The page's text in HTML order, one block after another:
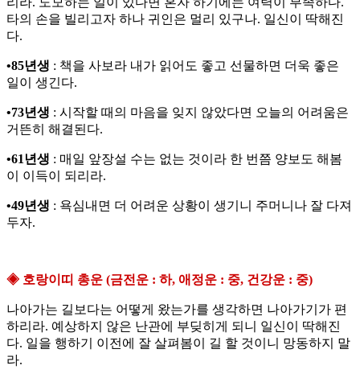
타의 손을 빌리고자 하나 귀인은 멀리 있구나. 일신이 딱해진
다.
•85년생 : 책을 사보라 내가 읽어도 좋고 선물하면 더욱 좋은
일이 생긴다.
•73년생 : 시작할 때의 마음을 잊지 않았다면 오늘의 어려움은
거뜬히 해결된다.
•61년생 : 매일 앞장설 수는 없는 것이라 한 번쯤 양보도 해봄
이 이득이 되리라.
•49년생 : 욕심내면 더 어려운 상황이 생기니 주머니나 잘 다져
두자.
◈ 호랑이띠 총운 (금전운 : 하, 애정운 : 중, 건강운 : 중)
나아가는 길보다는 어떻게 왔는가를 생각하면 나아가기가 편
하리라. 예상하지 않은 난관에 부딪히게 되니 일신이 딱해진
다. 일을 행하기 이전에 잘 살펴봄이 길 할 것이니 망동하지 말
라.